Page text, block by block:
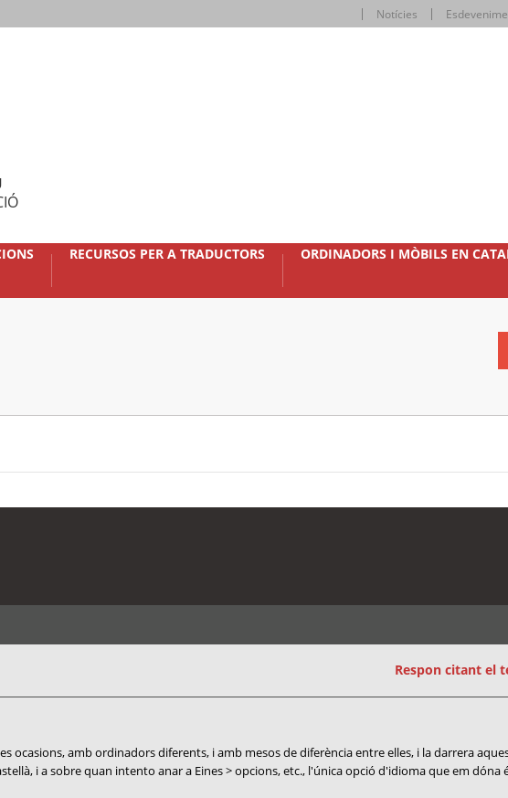
Notícies
RECURSOS PER A TRADUCTORS ORDINADORS I MÒBILS EN
Respon citant el
ocasions, amb ordinadors diferents, i amb mesos de diferència entre elles, i la darrera
i a sobre quan intento anar a Eines > opcions, etc., l'única opció d'idioma que em dóna